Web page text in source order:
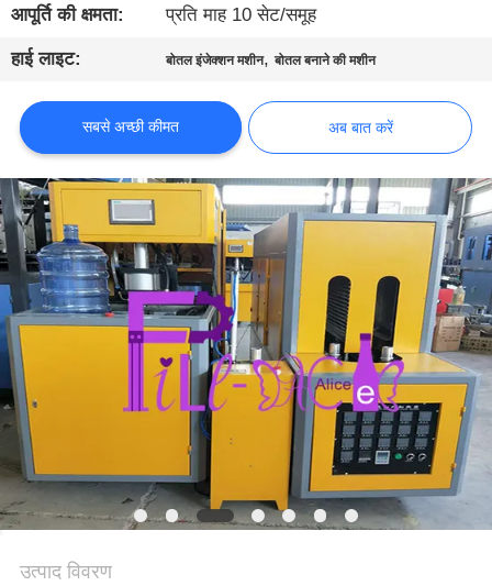
समाचार
बात
करें
साइटमैप
गोपनीयता
नीति
आपूर्ति की क्षमता: प्रति माह 10 सेट/समूह
हाई लाइट: बोतल इंजेक्शन मशीन,बोतल बनाने की मशीन
सबसे अच्छी कीमत अब बात करें
उत्पाद विवरण